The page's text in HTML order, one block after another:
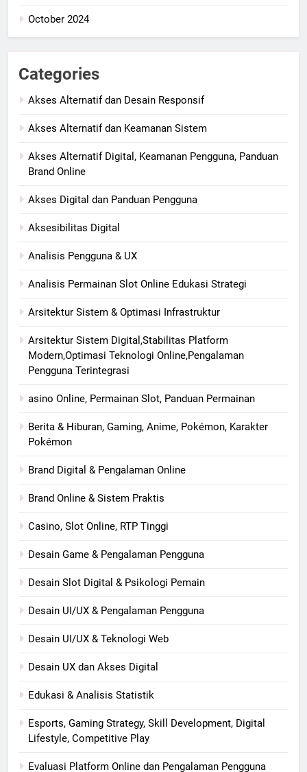
October 2024
Categories
Akses Alternatif dan Desain Responsif
Akses Alternatif dan Keamanan Sistem
Akses Alternatif Digital, Keamanan Pengguna, Panduan
Brand Online
Akses Digital dan Panduan Pengguna
Aksesibilitas Digital
Analisis Pengguna & UX
Analisis Permainan Slot Online Edukasi Strategi
Arsitektur Sistem & Optimasi Infrastruktur
Arsitektur Sistem Digital,Stabilitas Platform
Modern,Optimasi Teknologi Online,Pengalaman
Pengguna Terintegrasi
asino Online, Permainan Slot, Panduan Permainan
Berita & Hiburan, Gaming, Anime, Pokémon, Karakter
Pokémon
Brand Digital & Pengalaman Online
Brand Online & Sistem Praktis
Casino, Slot Online, RTP Tinggi
Desain Game & Pengalaman Pengguna
Desain Slot Digital & Psikologi Pemain
Desain UI/UX & Pengalaman Pengguna
Desain UI/UX & Teknologi Web
Desain UX dan Akses Digital
Edukasi & Analisis Statistik
Esports, Gaming Strategy, Skill Development, Digital
Lifestyle, Competitive Play
Evaluasi Platform Online dan Pengalaman Pengguna